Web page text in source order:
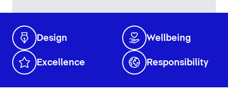
Design Wellbeing
Excellence Responsibility